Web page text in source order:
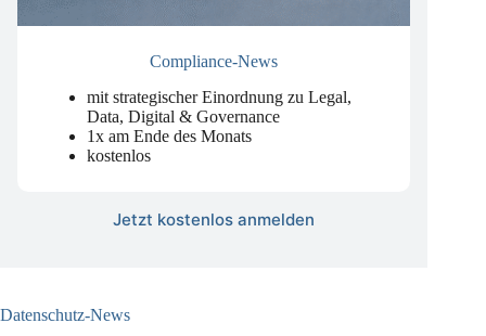
mit strategischer Einordnung zu Legal,
Data, Digital & Governance
1x am Ende des Monats